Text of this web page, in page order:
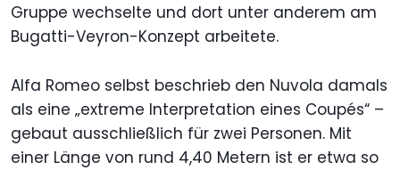
Gruppe wechselte und dort unter anderem am
Bugatti-Veyron-Konzept arbeitete.
Alfa Romeo selbst beschrieb den Nuvola damals
als eine „extreme Interpretation eines Coupés“ –
gebaut ausschließlich für zwei Personen. Mit
einer Länge von rund 4,40 Metern ist er etwa so